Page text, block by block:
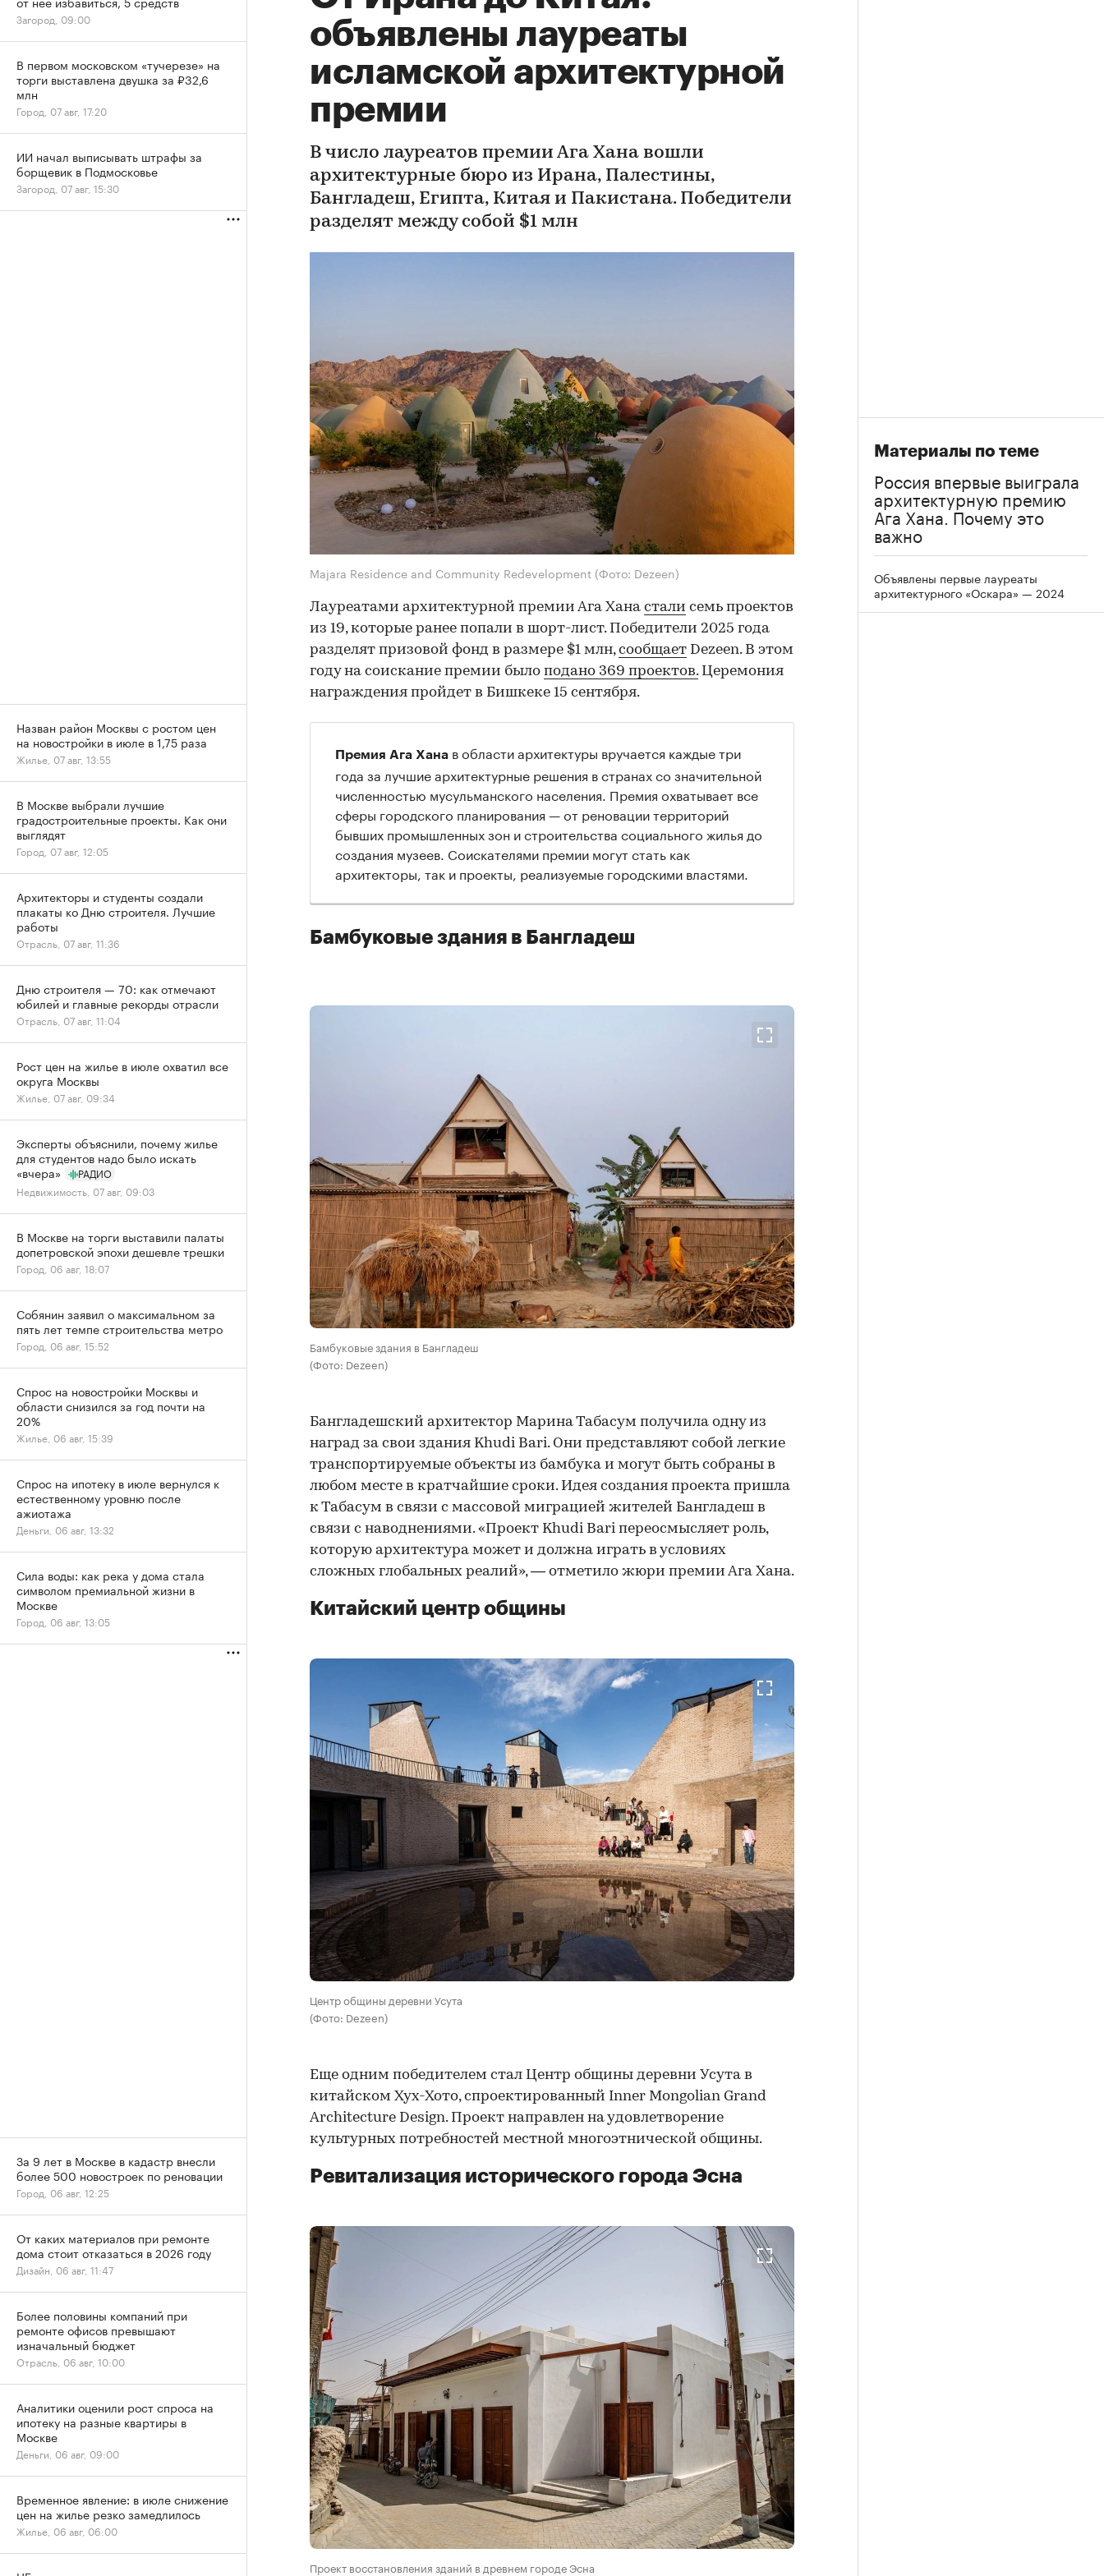
объявлены лауреаты
исламской архитектурной
премии
В число лауреатов премии Ага Хана вошли
архитектурные бюро из Ирана, Палестины,
Бангладеш, Египта, Китая и Пакистана. Победители
разделят между собой $1 млн
Majara Residence and Community Redevelopment (Фото: Dezeen)
Лауреатами архитектурной премии Ага Хана стали семь проектов
из 19, которые ранее попали в шорт-лист. Победители 2025 года
разделят призовой фонд в размере $1 млн,сообщает Dezeen. В этом
году на соискание премии было подано 369 проектов.Церемония
награждения пройдет в Бишкеке 15 сентября.
Премия Ага Хана в области архитектуры вручается каждые три
года за лучшие архитектурные решения в странах со значительной
численностью мусульманского населения. Премия охватывает все
сферы городского планирования — от реновации территорий
бывших промышленных зон и строительства социального жилья до
создания музеев. Соискателями премии могут стать как
архитекторы, так и проекты, реализуемые городскими властями.
Бамбуковые здания в Бангладеш
00:00 / 00:00
Бамбуковые здания в Бангладеш
(Фото: Dezeen)
Бангладешский архитектор Марина Табасум получила одну из
наград за свои здания Khudi Bari. Они представляют собой легкие
транспортируемые объекты из бамбука и могут быть собраны в
любом месте в кратчайшие сроки. Идея создания проекта пришла
к Табасум в связи с массовой миграцией жителей Бангладеш в
связи с наводнениями. «Проект Khudi Bari переосмысляет роль,
которую архитектура может и должна играть в условиях
сложных глобальных реалий», — отметило жюри премии Ага Хана.
Китайский центр общины
Центр общины деревни Усута
(Фото: Dezeen)
Еще одним победителем стал Центр общины деревни Усута в
китайском Хух-Хото, спроектированный Inner Mongolian Grand
Architecture Design. Проект направлен на удовлетворение
культурных потребностей местной многоэтнической общины.
Ревитализация исторического города Эсна
Проект восстановления зданий в древнем городе Эсна
Материалы по теме
Россия впервые выиграла
архитектурную премию
Ага Хана. Почему это
важно
Объявлены первые лауреаты
архитектурного «Оскара» — 2024
Загород, 09:00
В первом московском «тучерезе» на
торги выставлена двушка за ₽32,6
млн
Город, 07 авг, 17:20
ИИ начал выписывать штрафы за
борщевик в Подмосковье
Загород, 07 авг, 15:30
Назван район Москвы с ростом цен
на новостройки в июле в 1,75 раза
Жилье, 07 авг, 13:55
В Москве выбрали лучшие
градостроительные проекты. Как они
выглядят
Город, 07 авг, 12:05
Архитекторы и студенты создали
плакаты ко Дню строителя. Лучшие
работы
Отрасль, 07 авг, 11:36
Дню строителя — 70: как отмечают
юбилей и главные рекорды отрасли
Отрасль, 07 авг, 11:04
Рост цен на жилье в июле охватил все
округа Москвы
Жилье, 07 авг, 09:34
Эксперты объяснили, почему жилье
для студентов надо было искать
«вчера»
РАДИО
Недвижимость, 07 авг, 09:03
В Москве на торги выставили палаты
допетровской эпохи дешевле трешки
Город, 06 авг, 18:07
Собянин заявил о максимальном за
пять лет темпе строительства метро
Город, 06 авг, 15:52
Спрос на новостройки Москвы и
области снизился за год почти на
20%
Жилье, 06 авг, 15:39
Спрос на ипотеку в июле вернулся к
естественному уровню после
ажиотажа
Деньги, 06 авг, 13:32
Сила воды: как река у дома стала
символом премиальной жизни в
Москве
Город, 06 авг, 13:05
За 9 лет в Москве в кадастр внесли
более 500 новостроек по реновации
Город, 06 авг, 12:25
От каких материалов при ремонте
дома стоит отказаться в 2026 году
Дизайн, 06 авг, 11:47
Более половины компаний при
ремонте офисов превышают
изначальный бюджет
Отрасль, 06 авг, 10:00
Аналитики оценили рост спроса на
ипотеку на разные квартиры в
Москве
Деньги, 06 авг, 09:00
Временное явление: в июле снижение
цен на жилье резко замедлилось
Жилье, 06 авг, 06:00